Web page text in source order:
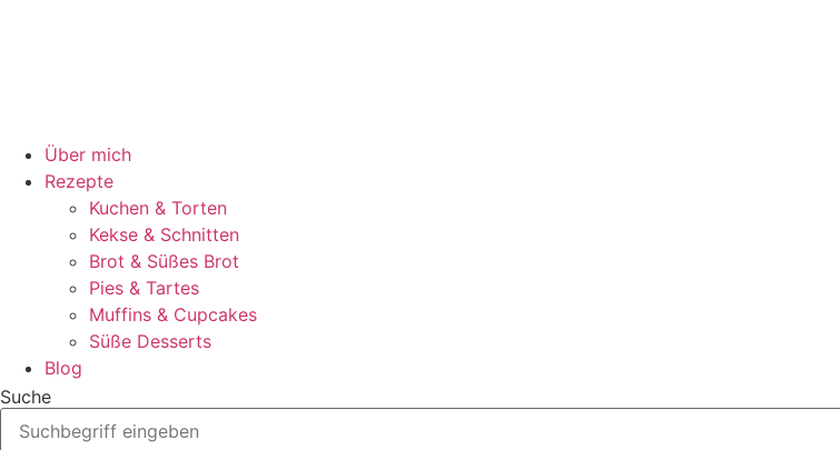
Über mich
Rezepte
Kuchen & Torten
Kekse & Schnitten
Brot & Süßes Brot
Pies & Tartes
Muffins & Cupcakes
Süße Desserts
Blog
Suche